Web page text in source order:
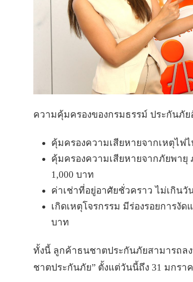
ความคุ้มครองของกรมธรรม์ ประกันภั
คุ้มครองความเสียหายจากเหตุไฟไ
คุ้มครองความเสียหายจากภัยพา
1,000 บาท
ค่าเช่าที่อยู่อาศัยชั่วคราว ไม่เกินวั
เกิดเหตุโจรกรรม มีร่องรอยการงั
บาท
ทั้งนี้ ลูกค้าธนชาตประกันภัยสามารถลง
ชาตประกันภัย” ตั้งแต่วันนี้ถึง 31 มกรา